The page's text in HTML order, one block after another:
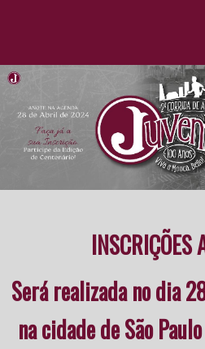
INSCRIÇÕES
Será realizada no dia
na cidade de São